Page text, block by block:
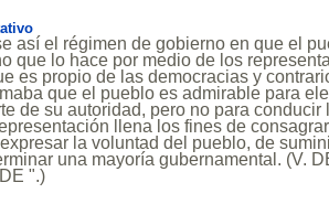
así el régimen de gobierno en que el
que lo hace por medio de los
es propio de las democracias y
que el pueblo es admirable para
de su autoridad, pero no para
llena los fines de
la voluntad del pueblo, de
una mayoría gubernamental. (V.
".)